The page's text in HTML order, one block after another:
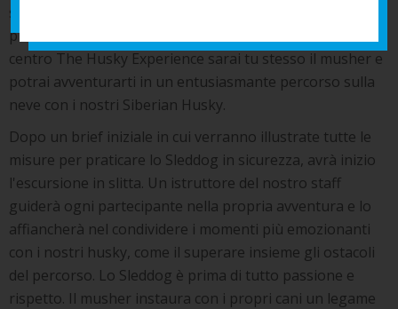
sportiva in cui il conduttore, ovvero il musher, guida la
propria slitta trainata da meravigliosi cani nordici. Nel
centro The Husky Experience sarai tu stesso il musher e
potrai avventurarti in un entusiasmante percorso sulla
neve con i nostri Siberian Husky.
Dopo un brief iniziale in cui verranno illustrate tutte le
misure per praticare lo Sleddog in sicurezza, avrà inizio
l'escursione in slitta. Un istruttore del nostro staff
guiderà ogni partecipante nella propria avventura e lo
affiancherà nel condividere i momenti più emozionanti
con i nostri husky, come il superare insieme gli ostacoli
del percorso. Lo Sleddog è prima di tutto passione e
rispetto. Il musher instaura con i propri cani un legame